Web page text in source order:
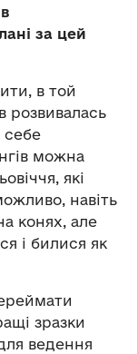
за цей
в той
розвивалась
можна
які
навіть
конях, але
і билися як
зразки
ведення